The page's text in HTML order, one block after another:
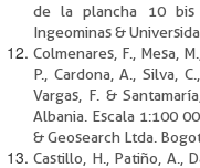
de la plancha 10 bis
Ingeominas &
Colmenares, F., Mesa,
P., Cardona, A., Silva,
Vargas, F. &
Albania. Escala 1:100
& Geosearch Ltda.
Castillo, H., Patiño, A.,